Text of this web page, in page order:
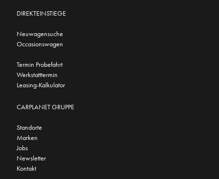
DIREKTEINSTIEGE
Neuwagensuche
Occasionswagen
Termin Probefahrt
Werkstatttermin
Leasing-Kalkulator
CARPLANET GRUPPE
Standorte
Marken
Jobs
Newsletter
Kontakt